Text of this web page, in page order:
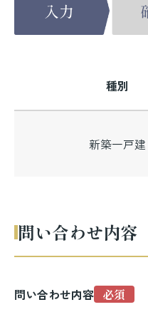
種別
新築一戸建
問い合わせ内容
問い合わせ内容